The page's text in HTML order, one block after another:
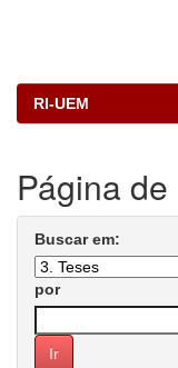
RI-UEM
Página
Buscar em:
por